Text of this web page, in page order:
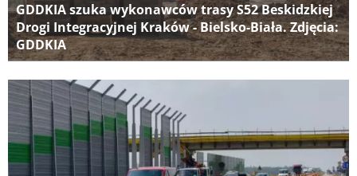
GDDKIA szuka wykonawców trasy S52 Beskidzkiej
Drogi Integracyjnej Kraków - Bielsko-Biała. Zdjęcia:
GDDKIA